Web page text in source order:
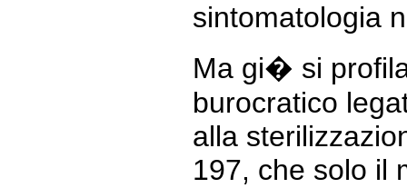
sintomatologia
Ma gi� si
burocratico
alla
197, che solo il